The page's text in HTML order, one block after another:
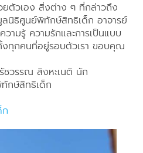
วยตัวเอง สิ่งต่าง ๆ ที่กล่าวถึง
นิธิศูนย์พิทักษ์สิทธิเด็ก อาจารย์
ามรู้ ความรักและการเป็นแบบ
ทั้งทุกคนที่อยู่รอบตัวเรา ขอบคุณ
ชวรรณ สิงหะเนติ นัก
กษ์สิทธิเด็ก